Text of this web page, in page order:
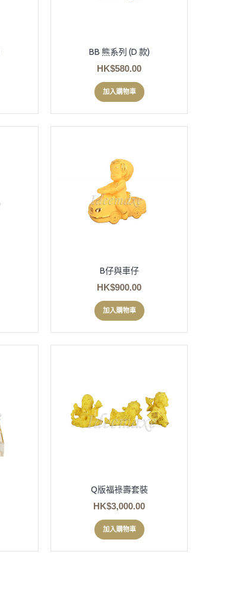
BB 熊系列 (D 款)
HK$580.00
加入購物車
B仔與車仔
HK$900.00
加入購物車
Q版福祿壽套裝
HK$3,000.00
加入購物車